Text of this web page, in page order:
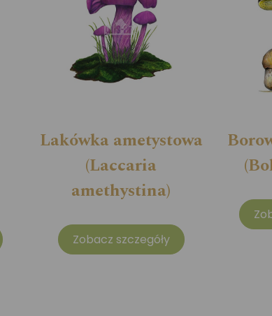
Lakówka ametystowa
(Laccaria
amethystina)
Zobacz szczegóły